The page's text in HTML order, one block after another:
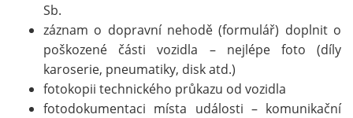
Sb.
záznam o dopravní nehodě (formulář) doplnit o
poškozené části vozidla – nejlépe foto (díly
karoserie, pneumatiky, disk atd.)
fotokopii technického průkazu od vozidla
fotodokumentaci místa události – komunikační